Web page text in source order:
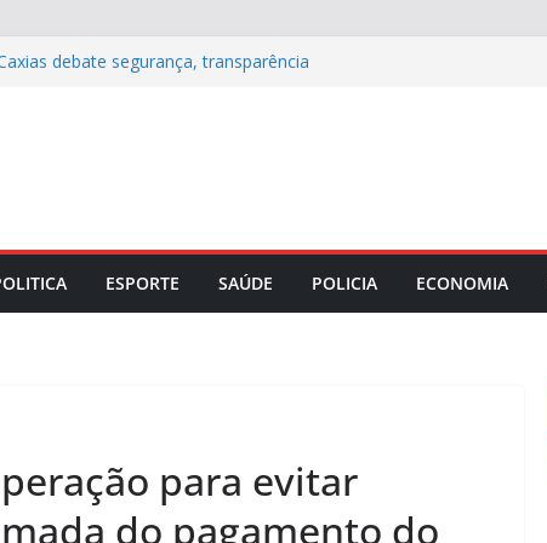
debate segurança, transparência
R$ 13,9 bi para a Justiça Eleitoral
entra em vigor com avanços em
gênero e modernização processual
ESPORTE SAÚDE POLICIA ECONOMIA
para evitar
do pagamento do